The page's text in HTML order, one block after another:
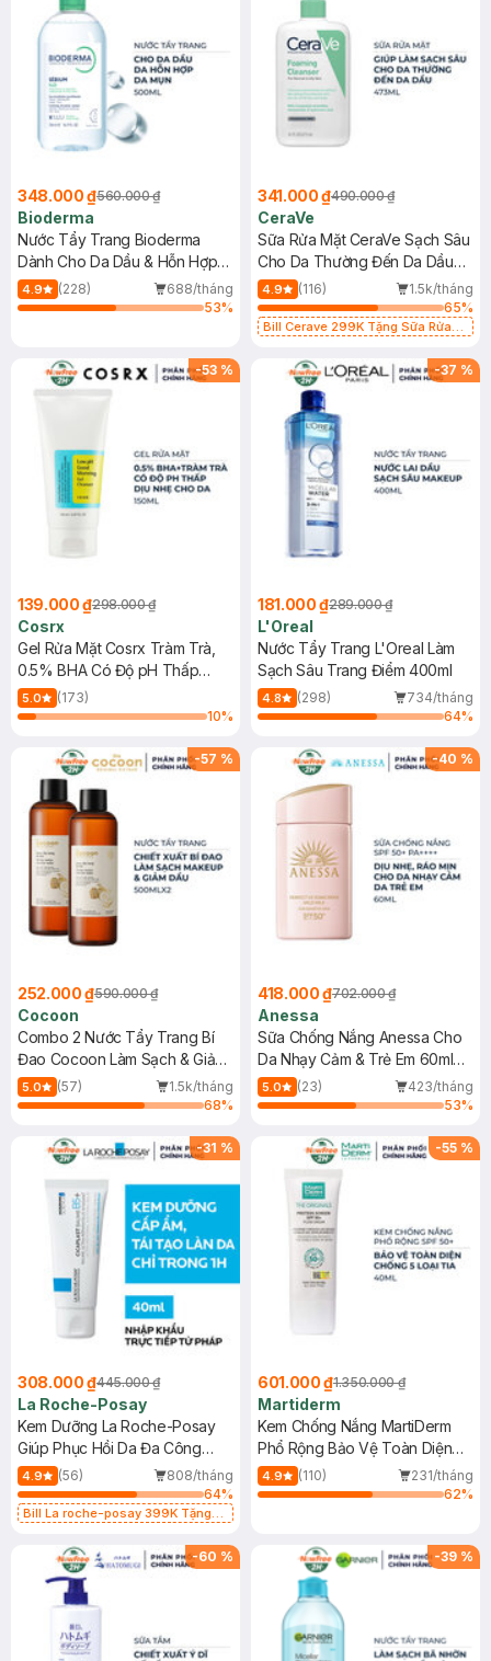
348.000 ₫560.000 ₫
Bioderma
Nước Tẩy Trang Bioderma
Dành Cho Da Dầu & Hỗn Hợp
500ml
4.9 (228)
688/tháng
53%
341.000 ₫490.000 ₫
CeraVe
Sữa Rửa Mặt CeraVe Sạch Sâu
Cho Da Thường Đến Da Dầu
473ml
4.9 (116)
1.5k/tháng
65%
Bill Cerave 299K Tặng Sữa Rửa
-53 %
139.000 ₫298.000 ₫
Cosrx
Gel Rửa Mặt Cosrx Tràm Trà,
0.5% BHA Có Độ pH Thấp
150ml
5.0
(173)
10%
-37 %
181.000 ₫289.000 ₫
L'Oreal
Nước Tẩy Trang L'Oreal Làm
Sạch Sâu Trang Điểm 400ml
4.8 (298)
734/tháng
64%
-57 %
252.000 ₫590.000 ₫
Cocoon
Combo 2 Nước Tẩy Trang Bí
Đao Cocoon Làm Sạch & Giảm
Dầu 500ml
5.0 (57)
1.5k/tháng
68%
-40 %
418.000 ₫702.000 ₫
Anessa
Sữa Chống Nắng Anessa Cho
Da Nhạy Cảm & Trẻ Em 60ml
(Mới)
5.0 (23)
423/tháng
53%
-31 %
308.000 ₫445.000 ₫
La Roche-Posay
Kem Dưỡng La Roche-Posay
Giúp Phục Hồi Da Đa Công
Dụng 40ml
4.9 (56)
808/tháng
64%
Bill La roche-posay 399K Tặng
(SL có hạn)
-55 %
601.000 ₫1.350.000 ₫
Martiderm
Kem Chống Nắng MartiDerm
Phổ Rộng Bảo Vệ Toàn Diện
40ml
4.9 (110)
231/tháng
62%
-60 % -39 %